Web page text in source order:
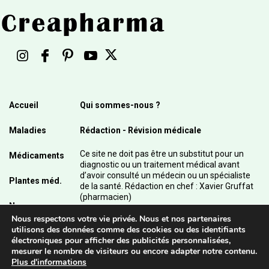
Accueil
Maladies
Médicaments
Plantes méd.
News
Qui sommes-nous ?
Rédaction - Révision médicale
Ce site ne doit pas être un substitut pour un
diagnostic ou un traitement médical avant
d’avoir consulté un médecin ou un spécialiste
de la santé. Rédaction en chef : Xavier Gruffat
(pharmacien)
© 2003 - 2026 Pharmanetis Sàrl – Tous droits
réservés / Crédits photos : Adobe Stock et
Pharmanetis Sàrl
Nous respectons votre vie privée. Nous et nos partenaires
utilisons des données comme des cookies ou des identifiants
électroniques pour afficher des publicités personnalisées,
mesurer le nombre de visiteurs ou encore adapter notre contenu.
Plus d'informations